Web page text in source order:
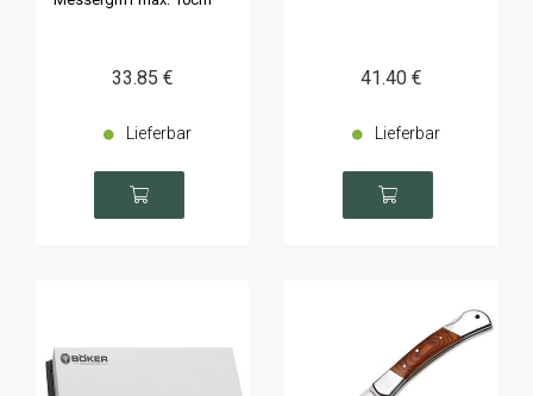
33.85 €
Lieferbar
41.40 €
Lieferbar